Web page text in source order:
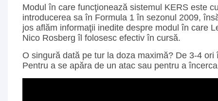
Modul în care funcţionează sistemul KERS este
introducerea sa în Formula 1 în sezonul 2009,
jos aflăm informaţii inedite despre modul în care
Nico Rosberg îl folosesc efectiv în cursă.
O singură dată pe tur la doza maximă? De 3-4 ori
Pentru a se apăra de un atac sau pentru a